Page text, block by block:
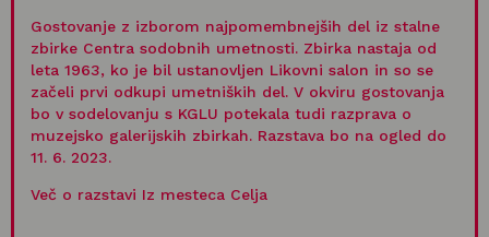
Gostovanje z izborom najpomembnejših del iz stalne
zbirke Centra sodobnih umetnosti. Zbirka nastaja od
leta 1963, ko je bil ustanovljen Likovni salon in so se
začeli prvi odkupi umetniških del. V okviru gostovanja
bo v sodelovanju s KGLU potekala tudi razprava o
muzejsko galerijskih zbirkah. Razstava bo na ogled do
11. 6. 2023.
Več o razstavi Iz mesteca Celja